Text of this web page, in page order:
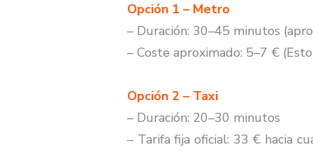
Opción 1 – Metro
– Duración: 30–45 minutos
– Coste aproximado: 5–7 €
Opción 2 – Taxi
– Duración: 20–30 minutos
– Tarifa fija oficial: 33 € hacia